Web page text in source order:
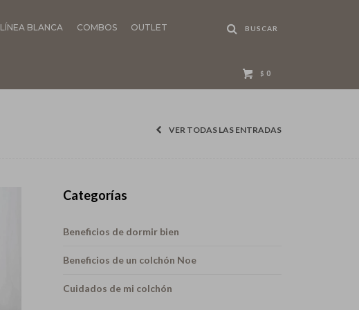
LÍNEA BLANCA COMBOS OUTLET
$ 0
VER TODAS LAS ENTRADAS
Categorías
Beneficios de dormir bien
Beneficios de un colchón Noe
Cuidados de mi colchón